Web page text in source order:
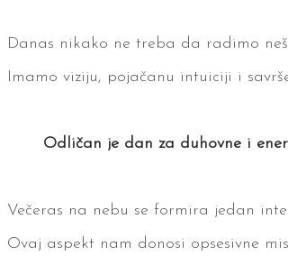
Danas nikako ne treba da radimo
Imamo viziju, pojačanu intuiciji i
Odličan je dan za duhovne i
Večeras na nebu se formira jedan
Ovaj aspekt nam donosi opsesivne